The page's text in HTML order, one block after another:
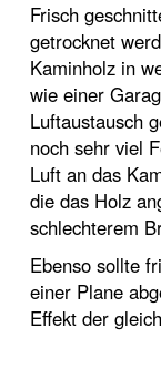
Frisch
getrocknet
Kaminholz in
wie einer
Luftaustausch
noch sehr viel
Luft an das
die das Holz
schlechterem
Ebenso sollte
einer Plane
Effekt der